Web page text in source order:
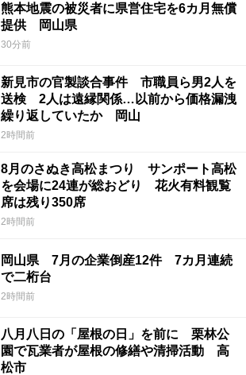
熊本地震の被災者に県営住宅を6カ月無償
提供 岡山県
30分前
新見市の官製談合事件 市職員ら男2人を
送検 2人は遠縁関係…以前から価格漏洩
繰り返していたか 岡山
2時間前
8月のさぬき高松まつり サンポート高松
を会場に24連が総おどり 花火有料観覧
席は残り350席
2時間前
岡山県 7月の企業倒産12件 7カ月連続
で二桁台
2時間前
八月八日の「屋根の日」を前に 栗林公
園で瓦業者が屋根の修繕や清掃活動 高
松市